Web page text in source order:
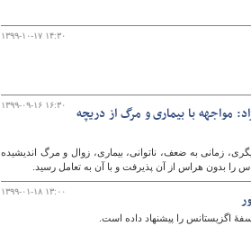
۱۳۹۹-۱۰-۱۷ ۱۴:۳۰
۱۳۹۹-۰۹-۱۶ ۱۶:۳۰
مواجهه با بیماری و مرگ از دریچه
زمانی به ضعف، ناتوانی، بیماری، زوال و مرگ اندیشیده
را بدون هراس از آن پذیرفت و با آن به تعامل رسید.
۱۳۹۹-۰۱-۱۸ ۱۳:۰۰
اگزیستانس را پیشنهاد داده است.